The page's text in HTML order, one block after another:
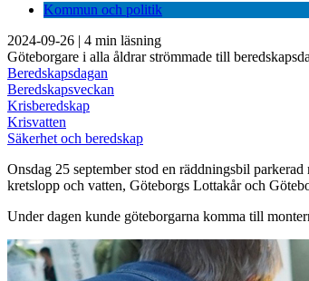
Kommun och politik
2024-09-26 | 4 min läsning
Göteborgare i alla åldrar strömmade till
Beredskapsdagan
Beredskapsveckan
Krisberedskap
Krisvatten
Säkerhet och beredskap
Onsdag 25 september stod en räddningsbil
kretslopp och vatten, Göteborgs Lottakår och
Under dagen kunde göteborgarna komma till